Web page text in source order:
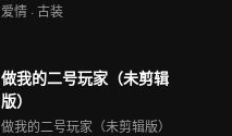
爱情 · 古装
做我的二号玩家（未剪辑
版）
做我的二号玩家（未剪辑版）